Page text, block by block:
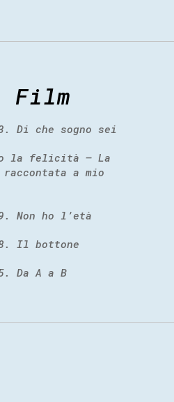
Di che sogno sei
la felicità – La
raccontata a mio
Non ho l’età
Il bottone
Da A a B